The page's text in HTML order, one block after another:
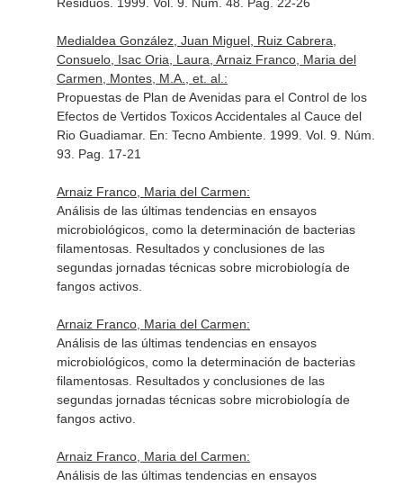
Medialdea González, Juan Miguel, Ruiz Cabrera,
Consuelo, Isac Oria, Laura, Arnaiz Franco, Maria del
Carmen, Montes, M.A., et. al.:
Propuestas de Plan de Avenidas para el Control de los
Efectos de Vertidos Toxicos Accidentales al Cauce del
Rio Guadiamar. En: Tecno Ambiente. 1999. Vol. 9. Núm.
93. Pag. 17-21
Arnaiz Franco, Maria del Carmen:
Análisis de las últimas tendencias en ensayos
microbiológicos, como la determinación de bacterias
filamentosas. Resultados y conclusiones de las
segundas jornadas técnicas sobre microbiología de
fangos activos.
Arnaiz Franco, Maria del Carmen:
Análisis de las últimas tendencias en ensayos
microbiológicos, como la determinación de bacterias
filamentosas. Resultados y conclusiones de las
segundas jornadas técnicas sobre microbiología de
fangos activo.
Arnaiz Franco, Maria del Carmen:
Análisis de las últimas tendencias en ensayos